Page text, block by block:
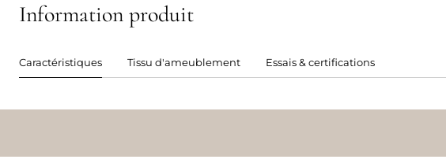
Information produit
Caractéristiques Tissu d'ameublement Essais & certifications